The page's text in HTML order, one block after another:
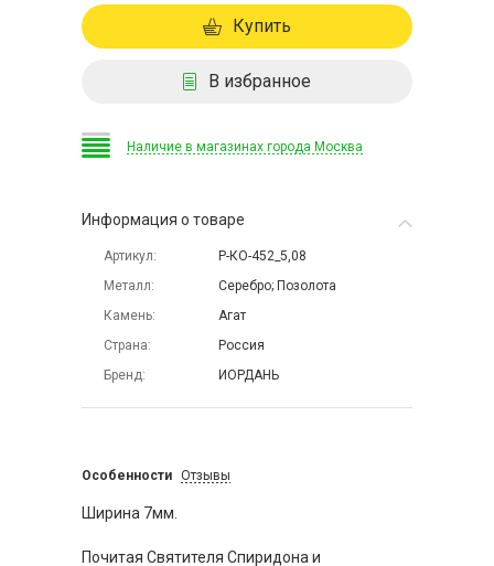
Купить
В избранное
Наличие в магазинах города Москва
Информация о товаре
Артикул
Р-КО-452_5,08
Металл
Серебро; Позолота
Камень
Агат
Страна
Россия
Бренд
ИОРДАНЬ
Особенности Отзывы
Ширина 7мм.
Почитая Святителя Спиридона и